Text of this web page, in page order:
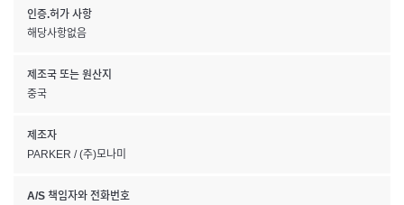
인증.허가 사항
해당사항없음
제조국 또는 원산지
중국
제조자
PARKER / (주)모나미
A/S 책임자와 전화번호